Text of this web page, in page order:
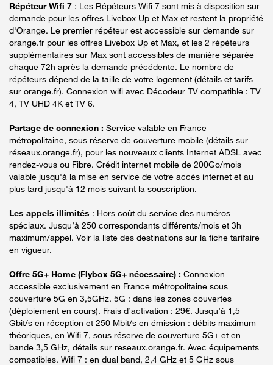
Répéteur Wifi 7 : Les Répéteurs Wifi 7 sont mis à disposition sur
demande pour les offres Livebox Up et Max et restent la propriété
d'Orange. Le premier répéteur est accessible sur demande sur
orange.fr pour les offres Livebox Up et Max, et les 2 répéteurs
supplémentaires sur Max sont accessibles de manière séparée
chaque 72h après la demande précédente. Le nombre de
répéteurs dépend de la taille de votre logement (détails et tarifs
sur orange.fr). Connexion wifi avec Décodeur TV compatible : TV
4, TV UHD 4K et TV 6.
Partage de connexion : Service valable en France
métropolitaine, sous réserve de couverture mobile (détails sur
réseaux.orange.fr), pour les nouveaux clients Internet ADSL avec
rendez-vous ou Fibre. Crédit internet mobile de 200Go/mois
valable jusqu'à la mise en service de votre accès internet et au
plus tard jusqu'à 12 mois suivant la souscription.
Les appels illimités : Hors coût du service des numéros
spéciaux. Jusqu’à 250 correspondants différents/mois et 3h
maximum/appel. Voir la liste des destinations sur la fiche tarifaire
en vigueur.
Offre 5G+ Home (Flybox 5G+ nécessaire) : Connexion
accessible exclusivement en France métropolitaine sous
couverture 5G en 3,5GHz. 5G : dans les zones couvertes
(déploiement en cours). Frais d’activation : 29€. Jusqu’à 1,5
Gbit/s en réception et 250 Mbit/s en émission : débits maximum
théoriques, en Wifi 7, sous réserve de couverture 5G+ et en
bande 3,5 GHz, détails sur reseaux.orange.fr. Avec équipements
compatibles. Wifi 7 : en dual band, 2,4 GHz et 5 GHz sous